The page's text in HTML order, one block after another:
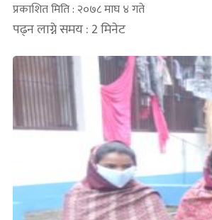
प्रकाशित मिति : २०७८ माघ ४ गते
पढ्न लाग्ने समय : 2 मिनेट